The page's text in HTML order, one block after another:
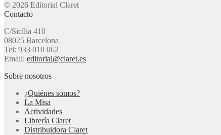
© 2026 Editorial Claret
Contacto
C/Sicília 410
08025 Barcelona
Tel: 933 010 062
Email: editorial@claret.es
Sobre nosotros
¿Quiénes somos?
La Misa
Actividades
Librería Claret
Distribuidora Claret